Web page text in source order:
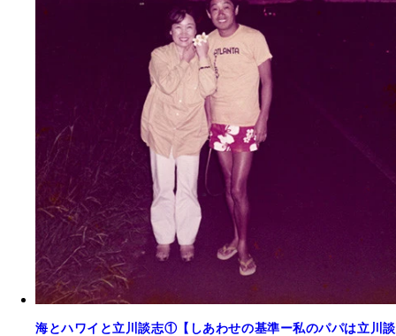
海とハワイと立川談志①【しあわせの基準ー私のパパは立川談